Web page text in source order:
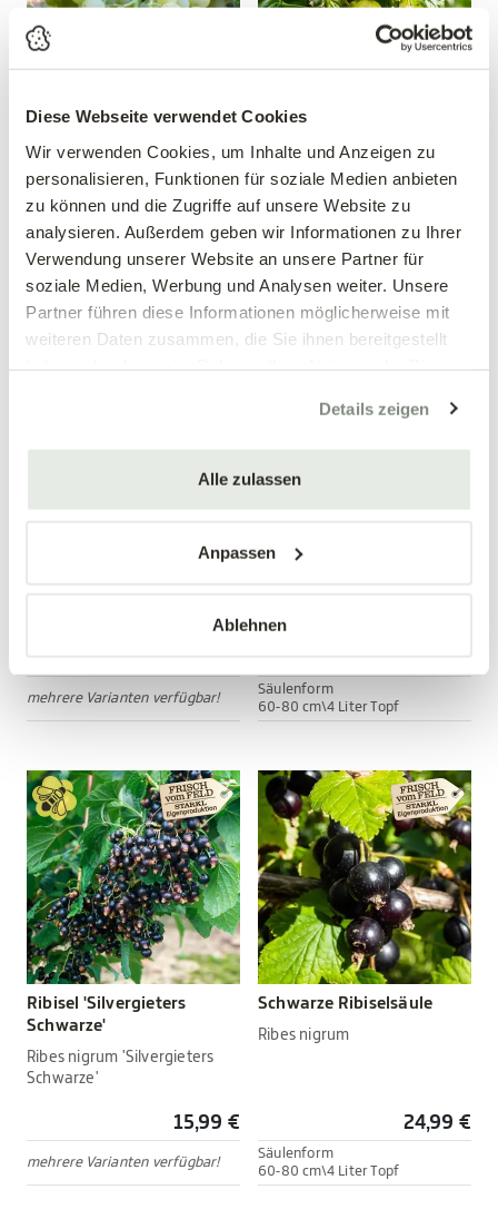
Diese Webseite verwendet Cookies
Wir verwenden Cookies, um Inhalte und Anzeigen zu
personalisieren, Funktionen für soziale Medien anbieten
zu können und die Zugriffe auf unsere Website zu
analysieren. Außerdem geben wir Informationen zu Ihrer
Verwendung unserer Website an unsere Partner für
soziale Medien, Werbung und Analysen weiter. Unsere
Partner führen diese Informationen möglicherweise mit
weiteren Daten zusammen, die Sie ihnen bereitgestellt
Details zeigen
Alle zulassen
Anpassen
Ablehnen
Weintraube 'Phoenix'
Vitis vinifera 'Phoenix'
19,99 €
4 Liter Topf
Gelbe Stachelbeersäule
24,99 €
Säulenform
60-80 cm/4 Liter Topf
Nashi 'Hosui'
34,90 €
mehrere Varianten verfügbar!
Rote Ribiselsäule
24,99 €
Säulenform
60-80 cm\4 Liter Topf
Ribisel 'Silvergieters
Schwarze'
Ribes nigrum 'Silvergieters
Schwarze'
15,99 €
mehrere Varianten verfügbar!
Schwarze Ribiselsäule
Ribes nigrum
24,99 €
Säulenform
60-80 cm\4 Liter Topf